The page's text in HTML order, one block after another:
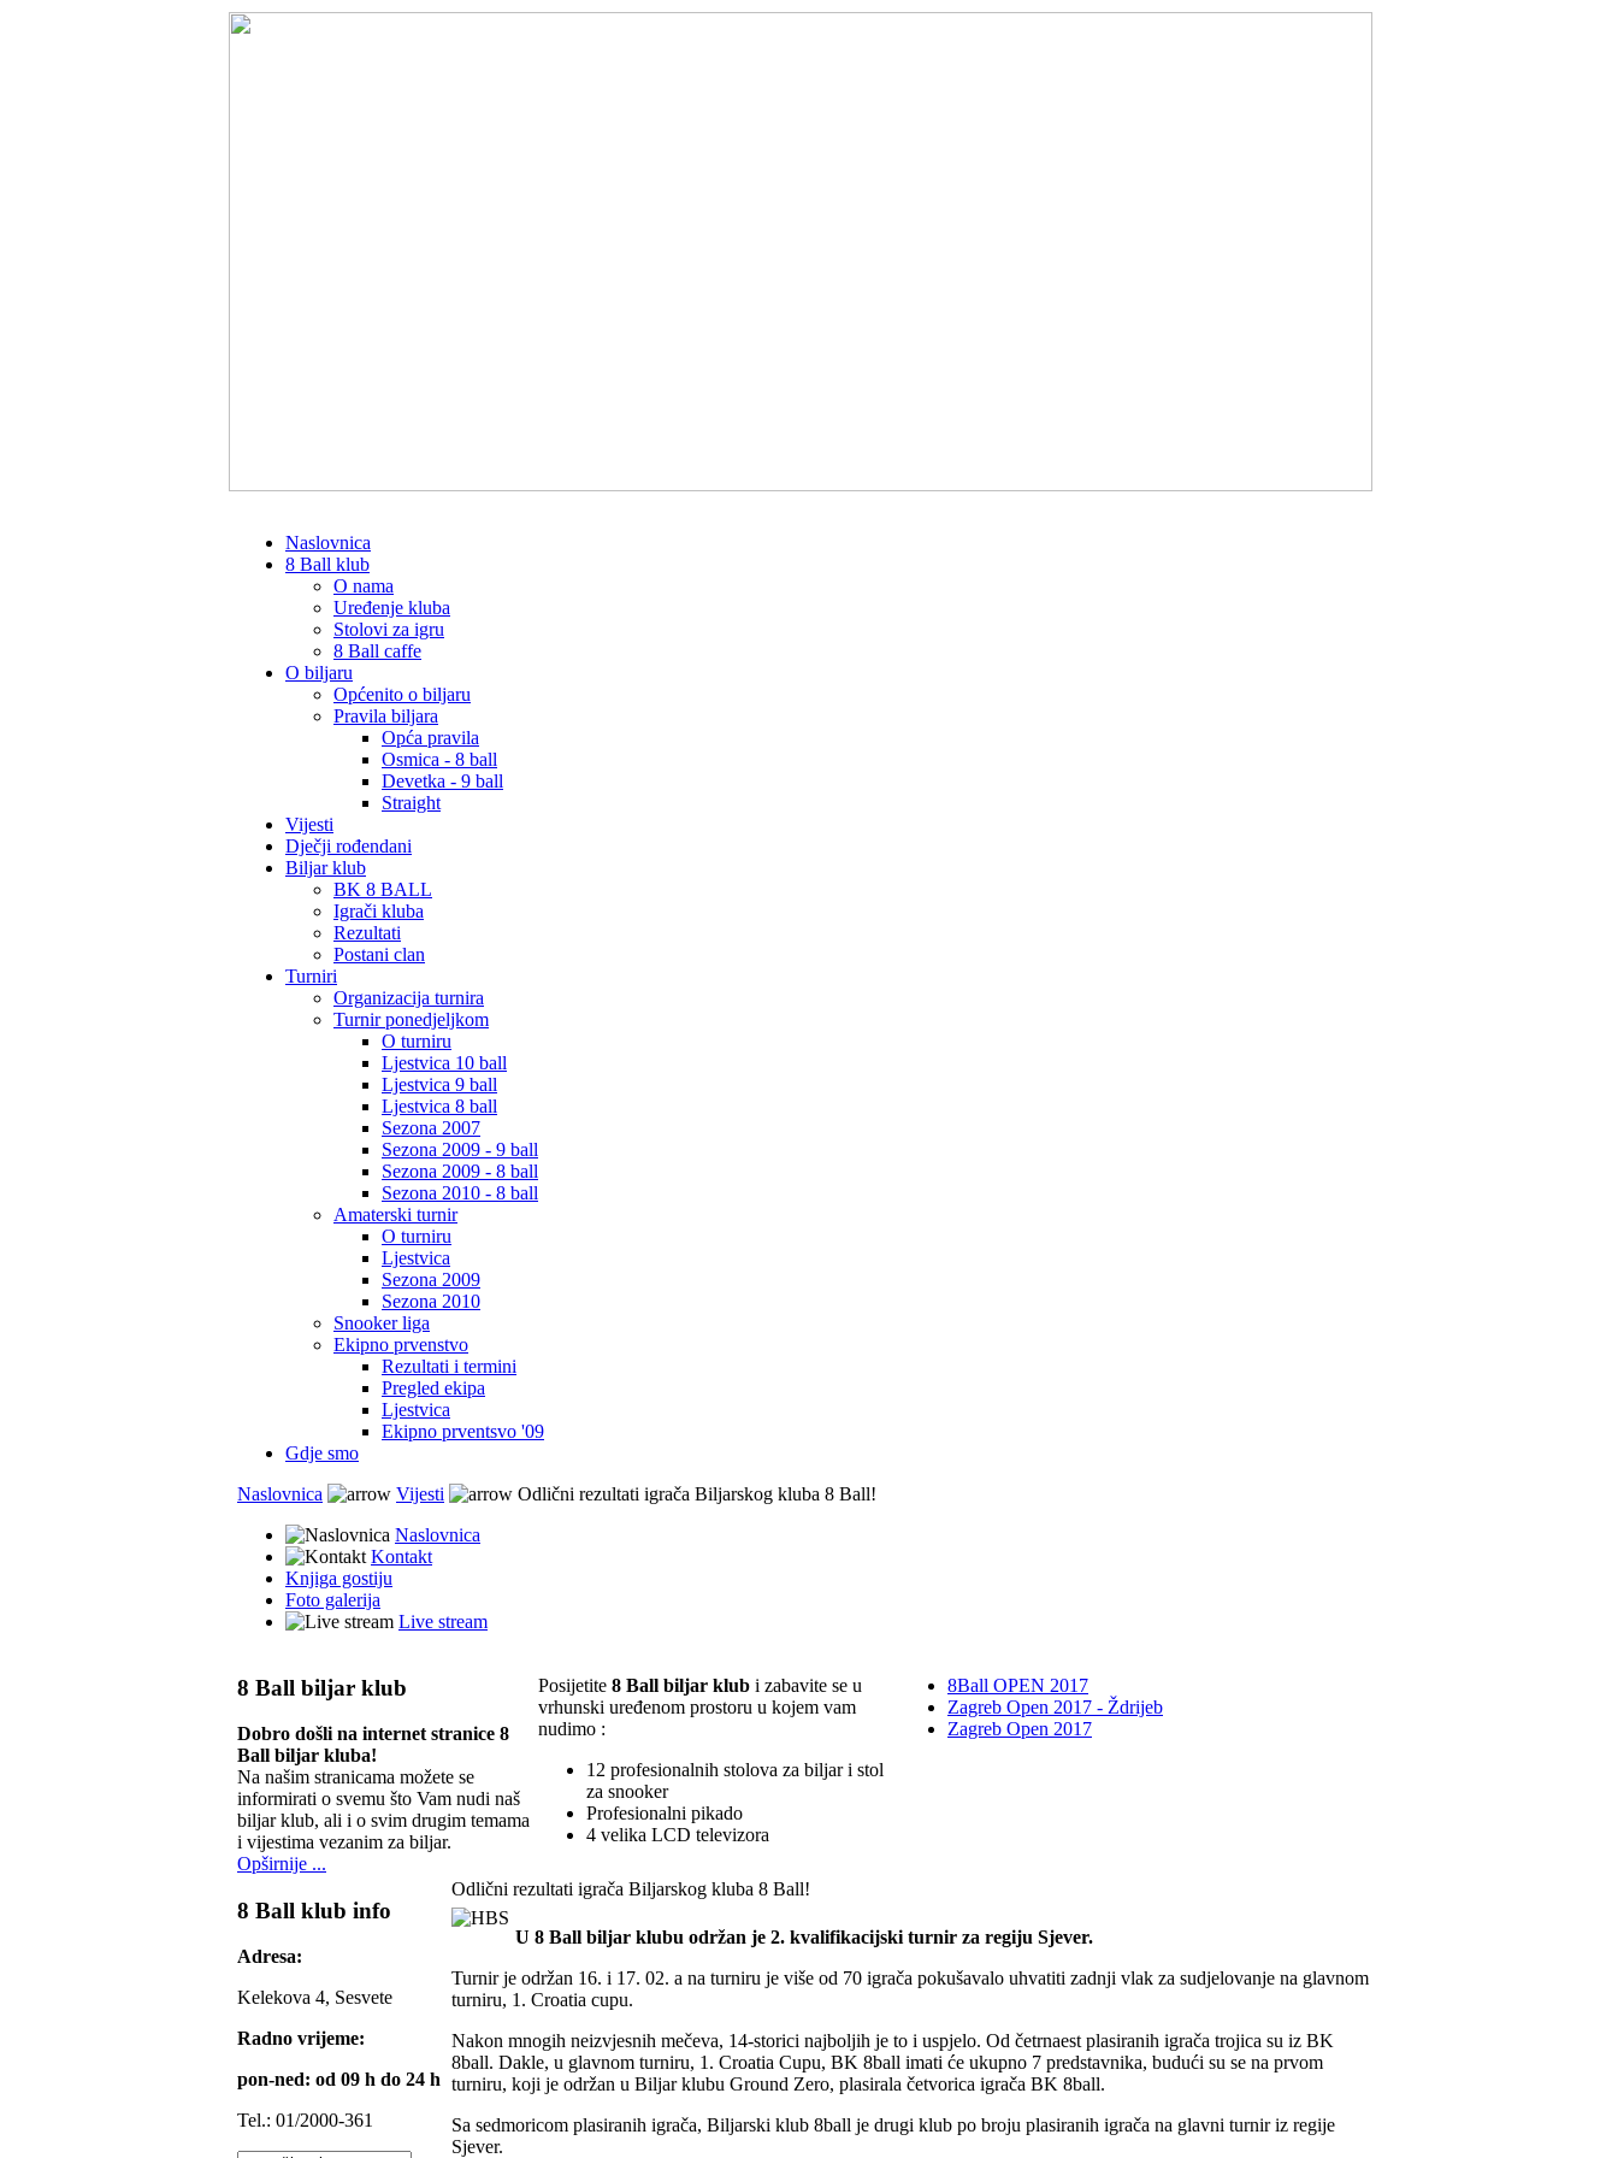
Naslovnica
8 Ball klub
O nama
Uređenje kluba
Stolovi za igru
8 Ball caffe
O biljaru
Općenito o biljaru
Pravila biljara
Opća pravila
Osmica - 8 ball
Devetka - 9 ball
Straight
Vijesti
Dječji rođendani
Biljar klub
BK 8 BALL
Igrači kluba
Rezultati
Postani clan
Turniri
Organizacija turnira
Turnir ponedjeljkom
O turniru
Ljestvica 10 ball
Ljestvica 9 ball
Ljestvica 8 ball
Sezona 2007
Sezona 2009 - 9 ball
Sezona 2009 - 8 ball
Sezona 2010 - 8 ball
Amaterski turnir
O turniru
Ljestvica
Sezona 2009
Sezona 2010
Snooker liga
Ekipno prvenstvo
Rezultati i termini
Pregled ekipa
Ljestvica
Ekipno prventsvo '09
Gdje smo
Naslovnica
Vijesti
Odlični rezultati igrača Biljarskog kluba 8 Ball!
Naslovnica
Kontakt
Knjiga gostiju
Foto galerija
Live stream
8 Ball biljar klub
Dobro došli na internet stranice 8
Ball biljar kluba!
Na našim stranicama možete se
informirati o svemu što Vam nudi naš
biljar klub, ali i o svim drugim temama
i vijestima vezanim za biljar.
Opširnije ...
Posijetite 8 Ball biljar klub i zabavite se u
vrhunski uređenom prostoru u kojem vam
nudimo :
12 profesionalnih stolova za biljar i stol
za snooker
Profesionalni pikado
4 velika LCD televizora
8Ball OPEN 2017
Zagreb Open 2017 - Ždrijeb
Zagreb Open 2017
8 Ball klub info
Adresa:
Kelekova 4, Sesvete
Radno vrijeme:
pon-ned: od 09 h do 24 h
Tel.: 01/2000-361
Odlični rezultati igrača Biljarskog kluba 8 Ball!
U 8 Ball biljar klubu održan je 2. kvalifikacijski turnir za regiju Sjever.
Turnir je održan 16. i 17. 02. a na turniru je više od 70 igrača pokušavalo uhvatiti zadnji vlak za sudjelovanje na glavnom
turniru, 1. Croatia cupu.
Nakon mnogih neizvjesnih mečeva, 14-storici najboljih je to i uspjelo. Od četrnaest plasiranih igrača trojica su iz BK
8ball. Dakle, u glavnom turniru, 1. Croatia Cupu, BK 8ball imati će ukupno 7 predstavnika, budući su se na prvom
turniru, koji je održan u Biljar klubu Ground Zero, plasirala četvorica igrača BK 8ball.
Sa sedmoricom plasiranih igrača, Biljarski klub 8ball je drugi klub po broju plasiranih igrača na glavni turnir iz regije
Sjever.